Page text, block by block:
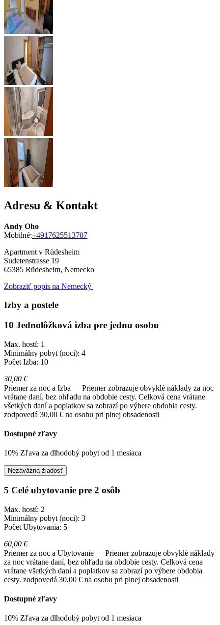
Adresu & Kontakt
Andy Oho
Mobilné:+4917625513707
Apartment v Rüdesheim
Sudetenstrasse 19
65385 Rüdesheim, Nemecko
Zobraziť popis na Nemecký
Izby a postele
10 Jednolôžková izba pre jednu osobu
Max. hostí: 1
Minimálny pobyt (noci): 4
Počet Izba: 10
30,00 €
Priemer za noc a Izba
Priemer zobrazuje obvyklé náklady za noc
vrátane daní, bez ohľadu na obdobie cesty. Celková cena vrátane
všetkých daní a poplatkov sa zobrazí po výbere obdobia cesty.
zodpovedá 30,00 € na osobu pri plnej obsadenosti
Dostupné zľavy
10% Zľava za dlhodobý pobyt od 1 mesiaca
Nezáväzná žiadosť
5 Celé ubytovanie pre 2 osôb
Max. hostí: 2
Minimálny pobyt (noci): 3
Počet Ubytovania: 5
60,00 €
Priemer za noc a Ubytovanie
Priemer zobrazuje obvyklé náklady
za noc vrátane daní, bez ohľadu na obdobie cesty. Celková cena
vrátane všetkých daní a poplatkov sa zobrazí po výbere obdobia
cesty. zodpovedá 30,00 € na osobu pri plnej obsadenosti
Dostupné zľavy
10% Zľava za dlhodobý pobyt od 1 mesiaca